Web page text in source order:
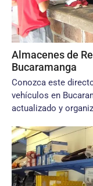
Almacenes de
Bucaramanga
Conozca este
vehículos en
actualizado y